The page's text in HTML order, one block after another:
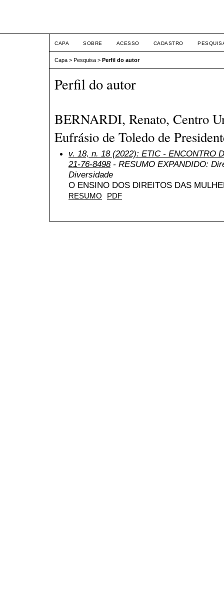
CAPA SOBRE ACESSO CADASTRO
Capa > Pesquisa > Perfil do autor
Perfil do autor
BERNARDI, Renato, Centro
Eufrásio de Toledo de
v. 18, n. 18 (2022): ETIC - ENCONTRO
21-76-8498- RESUMO EXPANDIDO:
Diversidade
O ENSINO DOS DIREITOS DAS
RESUMO PDF